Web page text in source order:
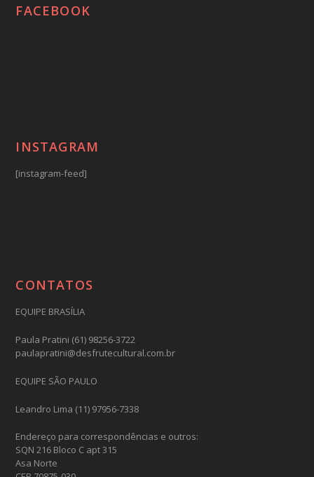
FACEBOOK
INSTAGRAM
[instagram-feed]
CONTATOS
EQUIPE BRASÍLIA
Paula Pratini (61) 98256-3722
paulapratini@desfrutecultural.com.br
EQUIPE SÃO PAULO
Leandro Lima (11) 97956-7338
Endereço para correspondências e outros:
SQN 216 Bloco C apt 315
Asa Norte